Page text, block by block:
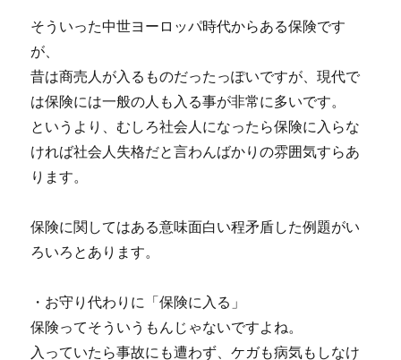
そういった中世ヨーロッパ時代からある保険です
が、
昔は商売人が入るものだったっぽいですが、現代で
は保険には一般の人も入る事が非常に多いです。
というより、むしろ社会人になったら保険に入らな
ければ社会人失格だと言わんばかりの雰囲気すらあ
ります。
保険に関してはある意味面白い程矛盾した例題がい
ろいろとあります。
・お守り代わりに「保険に入る」
保険ってそういうもんじゃないですよね。
入っていたら事故にも遭わず、ケガも病気もしなけ